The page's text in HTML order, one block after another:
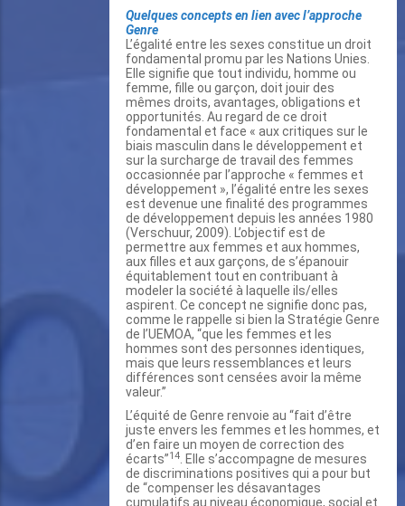
Quelques concepts en lien avec l’approche
Genre
L’égalité entre les sexes constitue un droit
fondamental promu par les Nations Unies.
Elle signifie que tout individu, homme ou
femme, fille ou garçon, doit jouir des
mêmes droits, avantages, obligations et
opportunités. Au regard de ce droit
fondamental et face « aux critiques sur le
biais masculin dans le développement et
sur la surcharge de travail des femmes
occasionnée par l’approche « femmes et
développement », l’égalité entre les sexes
est devenue une finalité des programmes
de développement depuis les années 1980
(Verschuur, 2009). L’objectif est de
permettre aux femmes et aux hommes,
aux filles et aux garçons, de s’épanouir
équitablement tout en contribuant à
modeler la société à laquelle ils/elles
aspirent. Ce concept ne signifie donc pas,
comme le rappelle si bien la Stratégie Genre
de l’UEMOA, “que les femmes et les
hommes sont des personnes identiques,
mais que leurs ressemblances et leurs
différences sont censées avoir la même
valeur.’’
L’équité de Genre renvoie au “fait d’être
juste envers les femmes et les hommes, et
d’en faire un moyen de correction des
écarts”14
. Elle s’accompagne de mesures
de discriminations positives qui a pour but
de “compenser les désavantages
cumulatifs au niveau économique, social et